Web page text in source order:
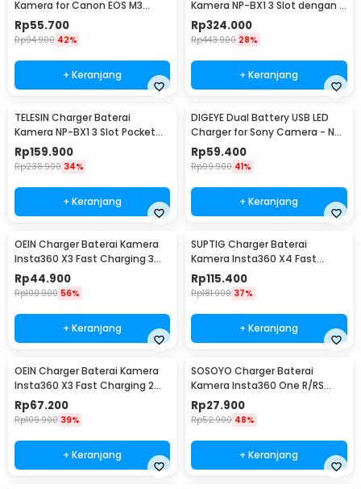
Kamera for Canon EOS M3
750D 760D T6i - LP-E17
Rp55.700
Rp94.900 42%
+ Keranjang
Kamera NP-BX1 3 Slot dengan 2
PCS Baterai Sony - CMR-001
Rp324.000
Rp443.900 28%
+ Keranjang
TELESIN Charger Baterai
Kamera NP-BX1 3 Slot Pocket
for Sony - CMR-002
Rp159.900
Rp238.900 34%
+ Keranjang
DIGEYE Dual Battery USB LED
Charger for Sony Camera - NP-
FW50
Rp59.400
Rp99.900 41%
+ Keranjang
OEIN Charger Baterai Kamera
Insta360 X3 Fast Charging 3
Slot - IS360X3B
Rp44.900
Rp100.900 56%
+ Keranjang
SUPTIG Charger Baterai
Kamera Insta360 X4 Fast
Charging 3 Slot - CH3-X4-01
Rp115.400
Rp181.900 37%
+ Keranjang
OEIN Charger Baterai Kamera
Insta360 X3 Fast Charging 2
Slot - BC-IS360X3B
Rp67.200
Rp109.900 39%
+ Keranjang
SOSOYO Charger Baterai
Kamera Insta360 One R/RS
Dual Sided USB Type C - BC-
IS360RB
Rp27.900
Rp52.900 48%
+ Keranjang